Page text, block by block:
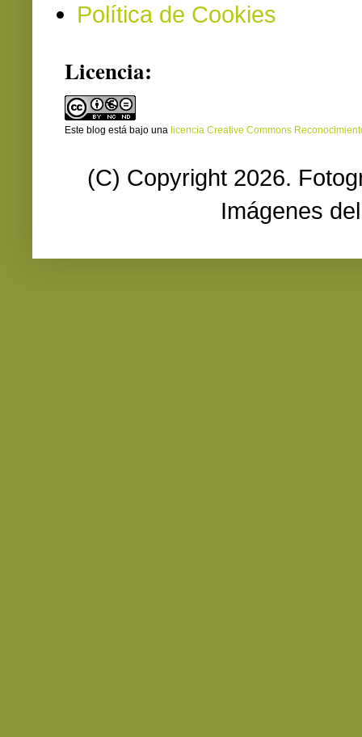
Política de Cookies
Licencia:
Este blog está bajo una licencia Creative Commons
(C) Copyright 2026.
Imágenes